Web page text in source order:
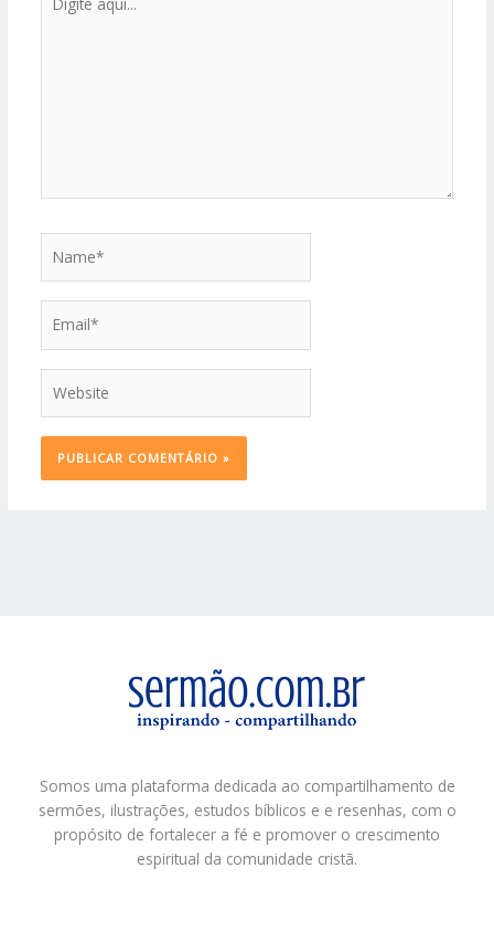
aqui...
Somos uma plataforma dedicada ao compartilhamento de
sermões, ilustrações, estudos bíblicos e e resenhas, com o
propósito de fortalecer a fé e promover o crescimento
espiritual da comunidade cristã.